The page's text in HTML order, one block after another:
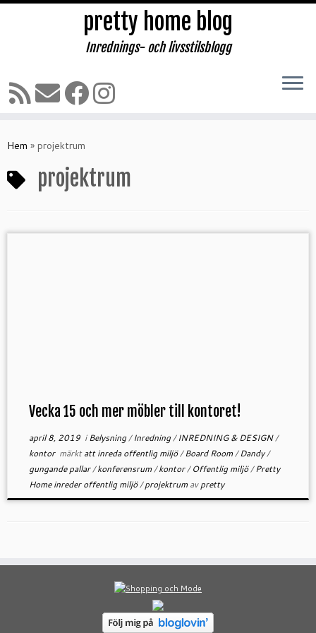
till
pretty home blog
Inrednings- och livsstilsblogg
Hem » projektrum
projektrum
Vecka 15 och mer möbler till kontoret!
april 8, 2019iBelysning/Inredning/INREDNING & DESIGN/
kontor märktatt inreda offentlig miljö/Board Room/Dandy/
gungande pallar/konferensrum/kontor/Offentlig miljö/Pretty
Home inreder offentlig miljö/projektrum avpretty